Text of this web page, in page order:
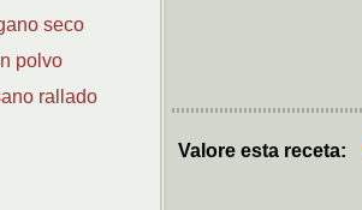
seco
polvo
rallado
Valore esta receta: